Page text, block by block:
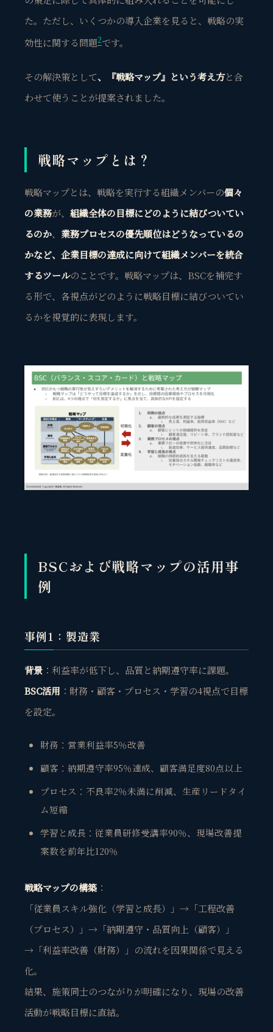
た。ただし、いくつかの導入企業を見ると、戦略の実
効性に関する問題2です。
その解決策として、『戦略マップ』という考え方と合
わせて使うことが提案されました。
戦略マップとは？
戦略マップとは、 戦略を実行する組織メンバーの個々
の業務が、 組織全体の目標にどのように結びついてい
るのか、 業務プロセスの優先順位はどうなっているの
かなど、企業目標の達成に向けて組織メンバーを統合
するツールのことです。戦略マップは、BSCを補完す
る形で、各視点がどのように戦略目標に結びついてい
るかを視覚的に表現します。
BSCおよび戦略マップの活用事
例
事例1：製造業
背景 ：利益率が低下し、品質と納期遵守率に課題。
BSC活用 ：財務・顧客・プロセス・学習の4視点で目標
を設定。
財務：営業利益率5％改善
顧客：納期遵守率95％達成、顧客満足度80点以上
プロセス：不良率2％未満に削減、生産リードタイ
ム短縮
学習と成長：従業員研修受講率90％、現場改善提
案数を前年比120％
戦略マップの構築 ：
「従業員スキル強化（学習と成長）」→「工程改善
（プロセス）」→「納期遵守・品質向上（顧客）」
→「利益率改善（財務）」の流れを因果関係で見える
化。
結果、施策同士のつながりが明確になり、現場の改善
活動が戦略目標に直結。